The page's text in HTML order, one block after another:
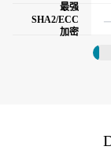
最强
SHA2/ECC
加密